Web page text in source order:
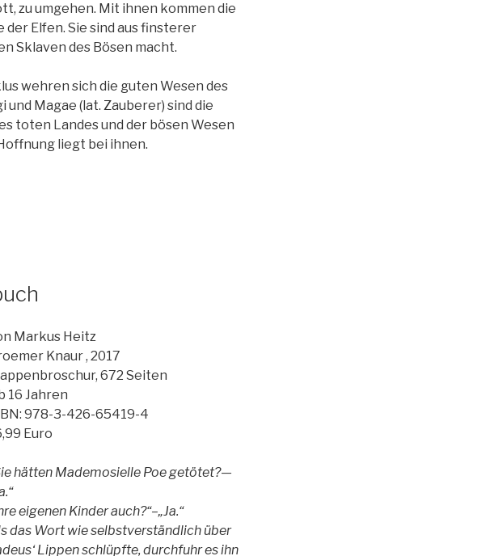
zu umgehen. Mit ihnen kommen die
der Elfen. Sie sind aus finsterer
Sklaven des Bösen macht.
wehren sich die guten Wesen des
Magae (lat. Zauberer) sind die
toten Landes und der bösen Wesen
liegt bei ihnen.
Markus Heitz
Knaur , 2017
672 Seiten
16 Jahren
978-3-426-65419-4
Euro
hätten Mademosielle Poe getötet?—
eigenen Kinder auch?“–„Ja.“
das Wort wie selbstverständlich über
Lippen schlüpfte, durchfuhr es ihn